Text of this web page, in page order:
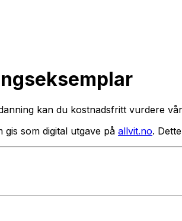
kan du kostnadsfritt vurdere
som digital utgave på allvit.no.